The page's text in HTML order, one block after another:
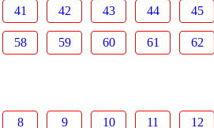
41 42 43 44 45
58 59 60 61 62
8 9 10 11 12